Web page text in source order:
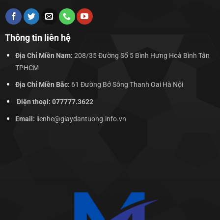
Thông tin liên hệ
Địa Chỉ Miền Nam: 208/35 Đường Số 5 Bình Hưng Hoà Bình Tân
TPHCM
Địa Chỉ Miền Bắc: 61 Đường Bở Sông Thanh Oai Hà Nội
Điện thoại: 077777.3622
Email: lienhe@giaydantuong.info.vn